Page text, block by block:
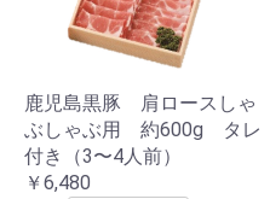
鹿児島黒豚 肩ロースしゃ
ぶしゃぶ用 約600g タレ
付き（3〜4人前）
￥6,480